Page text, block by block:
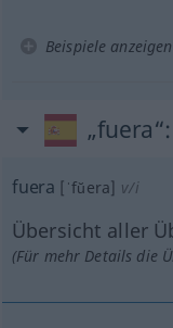
Beispiele anzeigen
„fuera“
fuera [ˈfŭera] v/i
Übersicht aller
(Für mehr Details die